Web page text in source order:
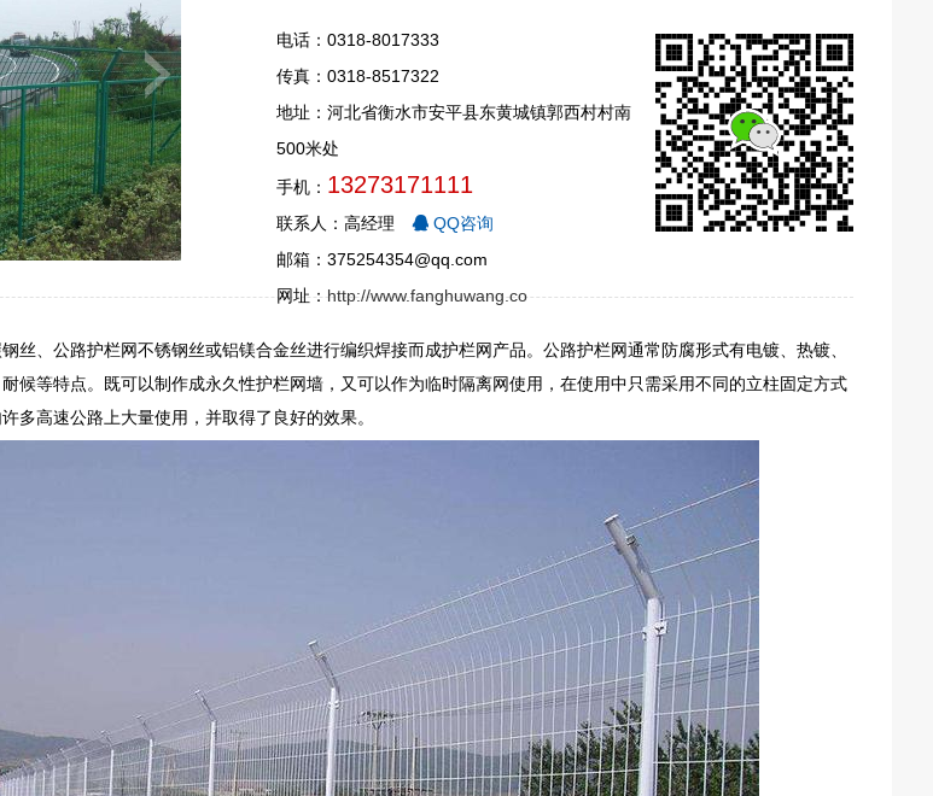
电话：0318-8017333
传真：0318-8517322
地址：河北省衡水市安平县东黄城镇郭西村村南
500米处
手机： 13273171111
联系人：高经理
QQ咨询
邮箱：375254354@qq.com
网址：http://www.fanghuwang.co
丝、公路护栏网不锈钢丝或铝镁合金丝进行编织焊接而成护栏网产品。公路护栏网通常防腐形式有电镀、热镀、
候等特点。既可以制作成永久性护栏网墙，又可以作为临时隔离网使用，在使用中只需采用不同的立柱固定方式
多高速公路上大量使用，并取得了良好的效果。